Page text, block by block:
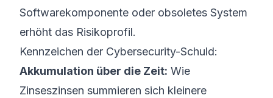
Softwarekomponente oder obsoletes System
erhöht das Risikoprofil.
Kennzeichen der Cybersecurity-Schuld:
Akkumulation über die Zeit: Wie
Zinseszinsen summieren sich kleinere